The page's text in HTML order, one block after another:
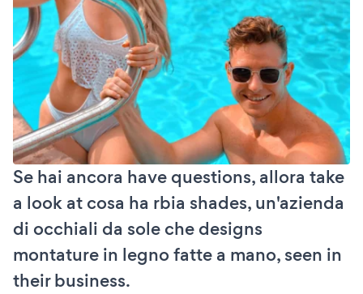
Se hai ancora have questions, allora take
a look at cosa ha rbia shades, un'azienda
di occhiali da sole che designs
montature in legno fatte a mano, seen in
their business.